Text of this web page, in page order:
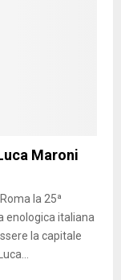
Maroni
la 25ª
enologica italiana
la capitale